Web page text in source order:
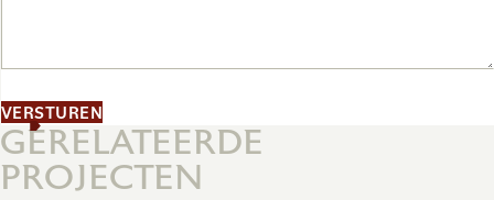
VERSTUREN
GERELATEERDE
PROJECTEN